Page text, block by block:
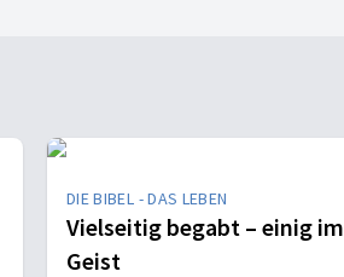
DIE BIBEL - DAS LEBEN
Vielseitig begabt – einig im
Geist